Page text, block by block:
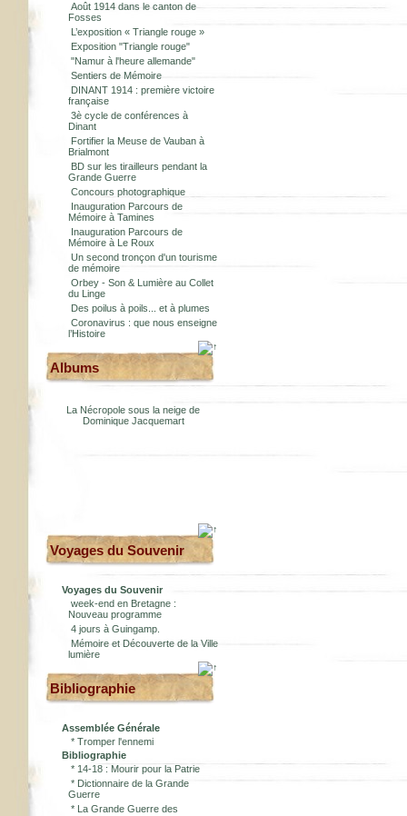
Août 1914 dans le canton de
Fosses
L’exposition « Triangle rouge »
Exposition "Triangle rouge"
"Namur à l'heure allemande"
Sentiers de Mémoire
DINANT 1914 : première victoire
française
3è cycle de conférences à
Dinant
Fortifier la Meuse de Vauban à
Brialmont
BD sur les tirailleurs pendant la
Grande Guerre
Concours photographique
Inauguration Parcours de
Mémoire à Tamines
Inauguration Parcours de
Mémoire à Le Roux
Un second tronçon d'un tourisme
de mémoire
Orbey - Son & Lumière au Collet
du Linge
Des poilus à poils... et à plumes
Coronavirus : que nous enseigne
l’Histoire
Albums
La Nécropole sous la neige de
Dominique Jacquemart
Voyages du Souvenir
Voyages du Souvenir
week-end en Bretagne :
Nouveau programme
4 jours à Guingamp.
Mémoire et Découverte de la Ville
lumière
Bibliographie
Assemblée Générale
* Tromper l'ennemi
Bibliographie
* 14-18 : Mourir pour la Patrie
* Dictionnaire de la Grande
Guerre
* La Grande Guerre des